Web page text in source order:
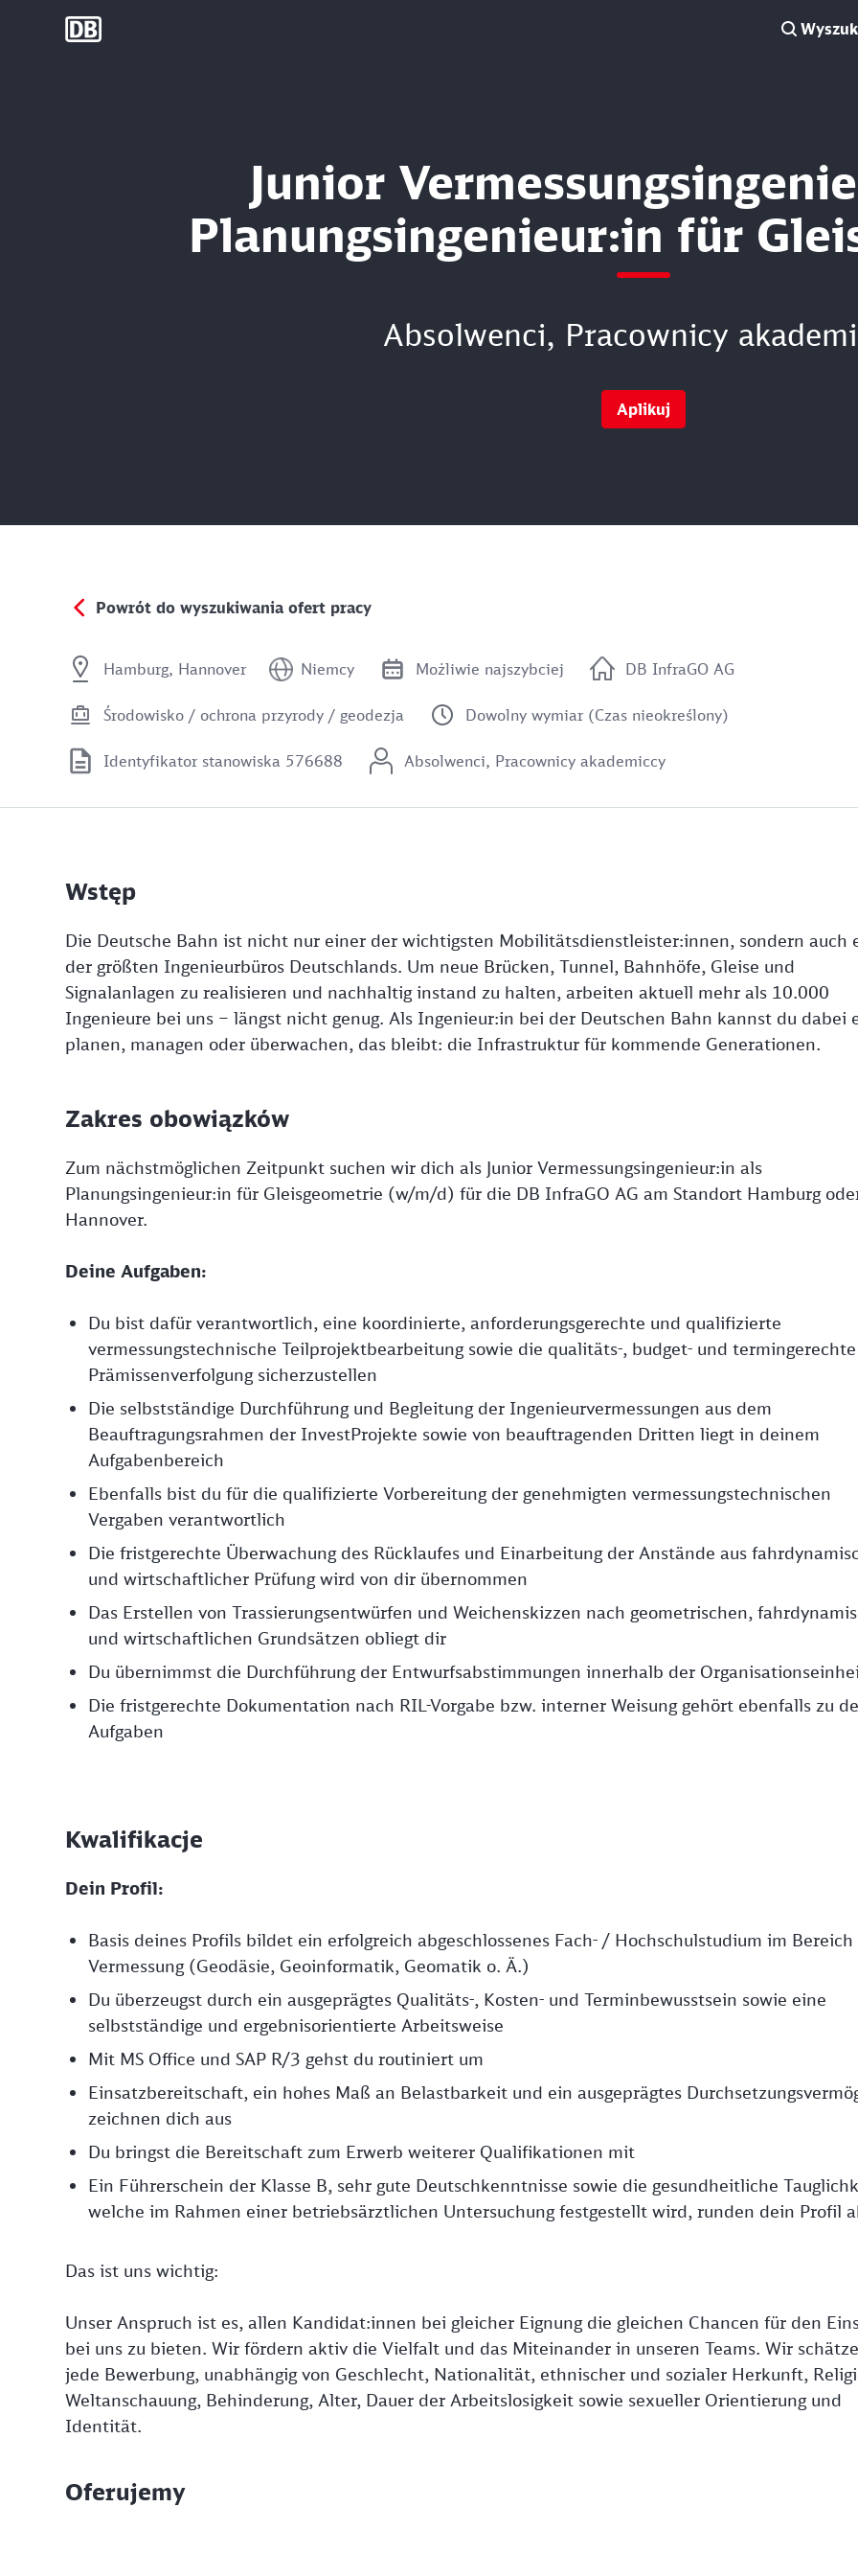
DB Group
Junior
Planungsingenieur:in für
Absolwenci, Pracownicy
Aplikuj
Powrót do wyszukiwania ofert pracy
Hamburg, Hannover Niemcy Możliwie najszybciej DB InfraGO AG
Środowisko / ochrona przyrody / geodezja Dowolny wymiar (Czas nieokreślony)
Identyfikator stanowiska 576688 Absolwenci, Pracownicy akademiccy
Wstęp
Die Deutsche Bahn ist nicht nur einer der wichtigsten Mobilitätsdienstleister:innen, sondern auch
der größten Ingenieurbüros Deutschlands. Um neue Brücken, Tunnel, Bahnhöfe, Gleise und
Signalanlagen zu realisieren und nachhaltig instand zu halten, arbeiten aktuell mehr als 10.000
Ingenieure bei uns – längst nicht genug. Als Ingenieur:in bei der Deutschen Bahn kannst du dabei
planen, managen oder überwachen, das bleibt: die Infrastruktur für kommende Generationen.
Zakres obowiązków
Zum nächstmöglichen Zeitpunkt suchen wir dich als Junior Vermessungsingenieur:in als
Planungsingenieur:in für Gleisgeometrie (w/m/d) für die DB InfraGO AG am Standort Hamburg
Hannover.
Deine Aufgaben:
Du bist dafür verantwortlich, eine koordinierte, anforderungsgerechte und qualifizierte
vermessungstechnische Teilprojektbearbeitung sowie die qualitäts-, budget- und termingerechte
Prämissenverfolgung sicherzustellen
Die selbstständige Durchführung und Begleitung der Ingenieurvermessungen aus dem
Beauftragungsrahmen der InvestProjekte sowie von beauftragenden Dritten liegt in deinem
Aufgabenbereich
Ebenfalls bist du für die qualifizierte Vorbereitung der genehmigten vermessungstechnischen
Vergaben verantwortlich
Die fristgerechte Überwachung des Rücklaufes und Einarbeitung der Anstände aus
und wirtschaftlicher Prüfung wird von dir übernommen
Das Erstellen von Trassierungsentwürfen und Weichenskizzen nach geometrischen,
und wirtschaftlichen Grundsätzen obliegt dir
Du übernimmst die Durchführung der Entwurfsabstimmungen innerhalb der
Die fristgerechte Dokumentation nach RIL-Vorgabe bzw. interner Weisung gehört ebenfalls zu
Aufgaben
Kwalifikacje
Dein Profil:
Basis deines Profils bildet ein erfolgreich abgeschlossenes Fach- / Hochschulstudium im Bereich
Vermessung (Geodäsie, Geoinformatik, Geomatik o. Ä.)
Du überzeugst durch ein ausgeprägtes Qualitäts-, Kosten- und Terminbewusstsein sowie eine
selbstständige und ergebnisorientierte Arbeitsweise
Mit MS Office und SAP R/3 gehst du routiniert um
Einsatzbereitschaft, ein hohes Maß an Belastbarkeit und ein ausgeprägtes
zeichnen dich aus
Du bringst die Bereitschaft zum Erwerb weiterer Qualifikationen mit
Ein Führerschein der Klasse B, sehr gute Deutschkenntnisse sowie die gesundheitliche
welche im Rahmen einer betriebsärztlichen Untersuchung festgestellt wird, runden dein Profil
Das ist uns wichtig:
Unser Anspruch ist es, allen Kandidat:innen bei gleicher Eignung die gleichen Chancen für den
bei uns zu bieten. Wir fördern aktiv die Vielfalt und das Miteinander in unseren Teams. Wir
jede Bewerbung, unabhängig von Geschlecht, Nationalität, ethnischer und sozialer Herkunft,
Weltanschauung, Behinderung, Alter, Dauer der Arbeitslosigkeit sowie sexueller Orientierung und
Identität.
Oferujemy